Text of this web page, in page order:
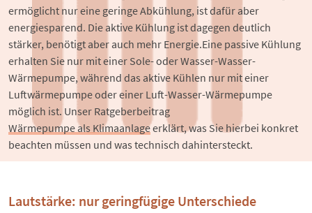
ermöglicht nur eine geringe Abkühlung, ist dafür aber
energiesparend. Die aktive Kühlung ist dagegen deutlich
stärker, benötigt aber auch mehr Energie.Eine passive Kühlung
erhalten Sie nur mit einer Sole- oder Wasser-Wasser-
Wärmepumpe, während das aktive Kühlen nur mit einer
Luftwärmepumpe oder einer Luft-Wasser-Wärmepumpe
Wärmepumpe als Klimaanlage erklärt, was Sie hierbei konkret
beachten müssen und was technisch dahintersteckt.
Lautstärke: nur geringfügige Unterschiede